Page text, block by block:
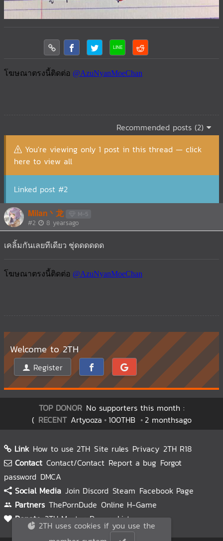
Recommended posts (2)
You're viewing only 1 post in this thread — click
here to view all
Linked post #2
Milan丶龙
#2 8 yearsago
เคลิ้มกันเลยทีเดียว ชุ่ดดดดดด
Welcome to 2TH
Register
TOP DONOR No supporters this month :
( RECENT Artyooza 100THB 2 monthsago
Link How to use 2TH Site rules Privacy 2TH R18
Contact Contact/Contact Report a bug Forgot
password DMCA
Social Media Join Discord Steam Facebook Page
Partners ThePornDude Online H-Game
Donate 2TH Master Donors List
2TH uses cookies if you use the